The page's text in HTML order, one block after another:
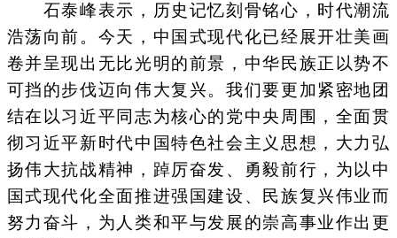
石泰峰表示，历史记忆刻骨铭心，时代潮流
浩荡向前。今天，中国式现代化已经展开壮美画
卷并呈现出无比光明的前景，中华民族正以势不
可挡的步伐迈向伟大复兴。我们要更加紧密地团
结在以习近平同志为核心的党中央周围，全面贯
彻习近平新时代中国特色社会主义思想，大力弘
扬伟大抗战精神，踔厉奋发、勇毅前行，为以中
国式现代化全面推进强国建设、民族复兴伟业而
努力奋斗，为人类和平与发展的崇高事业作出更